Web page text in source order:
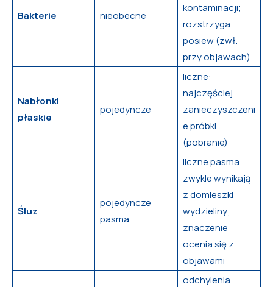
Bakterie nieobecne
kontaminacji;
rozstrzyga
posiew (zwł.
przy objawach)
Nabłonki
płaskie
pojedyncze
liczne:
najczęściej
zanieczyszczeni
e próbki
(pobranie)
Śluz
pojedyncze
pasma
liczne pasma
zwykle wynikają
z domieszki
wydzieliny;
znaczenie
ocenia się z
objawami
odchylenia